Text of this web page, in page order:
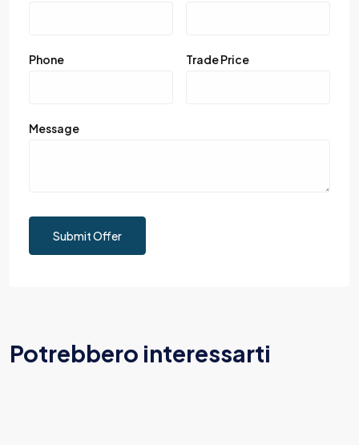
Phone Trade Price
Message
Submit Offer
Potrebbero interessarti